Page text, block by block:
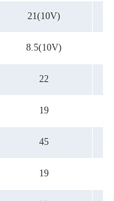
21(10V)
8.5(10V)
22
19
45
19